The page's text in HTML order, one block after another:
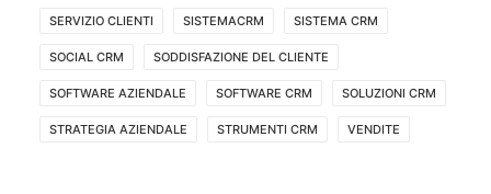
SERVIZIO CLIENTI SISTEMACRM SISTEMA CRM
SOCIAL CRM SODDISFAZIONE DEL CLIENTE
SOFTWARE AZIENDALE SOFTWARE CRM SOLUZIONI CRM
STRATEGIA AZIENDALE STRUMENTI CRM VENDITE